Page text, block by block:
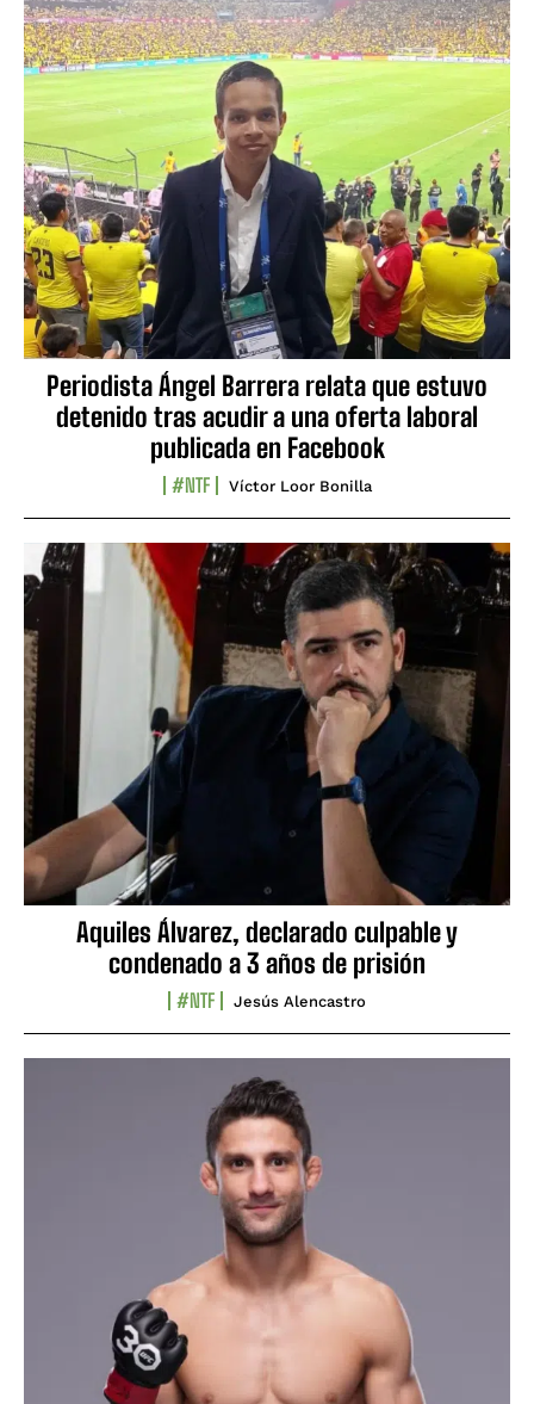
Periodista Ángel Barrera relata que estuvo
detenido tras acudir a una oferta laboral
publicada en Facebook
#NTF Víctor Loor Bonilla
Aquiles Álvarez, declarado culpable y
condenado a 3 años de prisión
#NTF Jesús Alencastro